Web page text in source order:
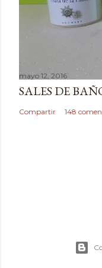
o
mayo 12, 2016
SALES DE
Compartir 148